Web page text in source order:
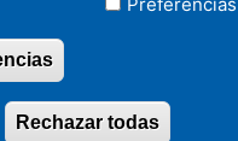
Todos los derechos
Rechazar todas